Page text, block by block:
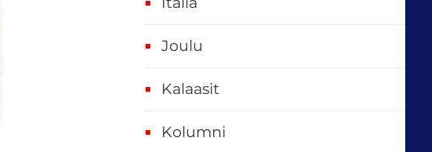
,
i
k
k
Joulu
Kalaasit
Kolumni